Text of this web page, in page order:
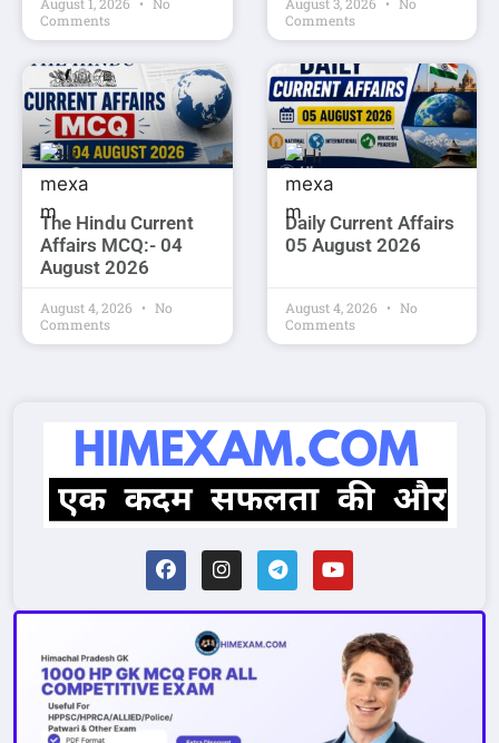
Comments
Comments
The Hindu Current
Affairs MCQ:- 04
August 2026
August 4, 2026
No
Comments
Daily Current Affairs
05 August 2026
August 4, 2026
No
Comments